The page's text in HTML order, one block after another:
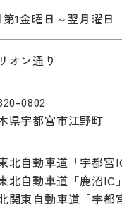
1金曜日～翌月曜日
オン通り
0802
県宇都宮市江野町
北自動車道「宇都宮
北自動車道「鹿沼IC
関東自動車道「宇